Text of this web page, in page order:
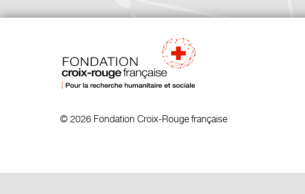
© 2026 Fondation Croix-Rouge française